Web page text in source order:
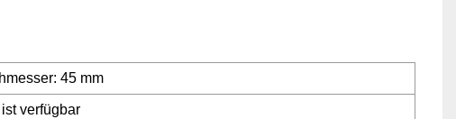
45 mm
verfügbar